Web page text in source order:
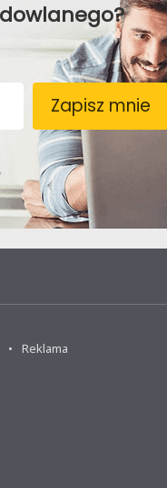
Zapisz mnie
Reklama